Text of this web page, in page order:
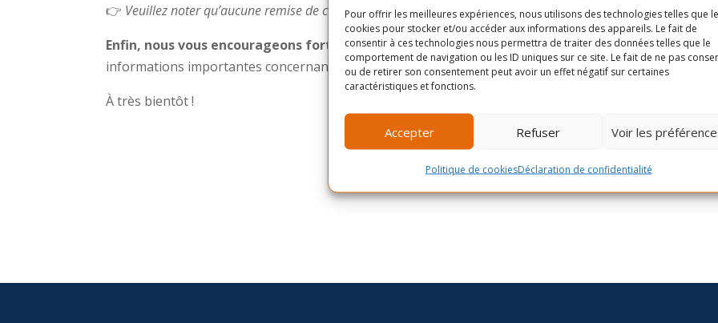
Pour offrir les meilleures expériences, nous utilisons des technologies telles que
cookies pour stocker et/ou accéder aux informations des appareils. Le fait de
consentir à ces technologies nous permettra de traiter des données telles que le
comportement de navigation ou les ID uniques sur ce site. Le fait de ne pas
ou de retirer son consentement peut avoir un effet négatif sur certaines
caractéristiques et fonctions.
Accepter Refuser Voir les
Politique de cookiesDéclaration de confidentialité
👉 Veuillez noter qu’aucune remise de chandail ou de carte ne sera faite avant le 21 juin.
Enfin, nous vous encourageons fortement à lire notre Guide du parent 2025pour obtenir toutes
informations importantes concernant le fonctionnement de notre camp de jour.
À très bientôt !